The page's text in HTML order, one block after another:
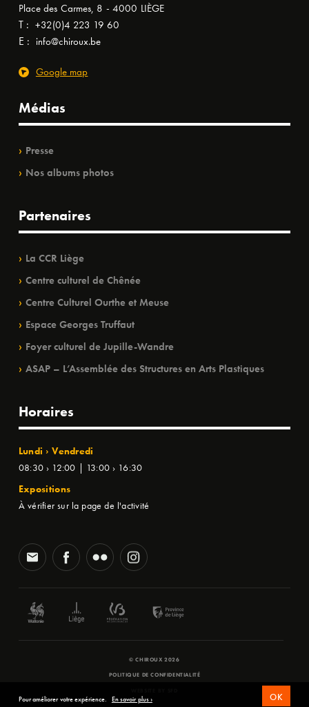
Place des Carmes, 8 - 4000 LIÈGE
T : +32(0)4 223 19 60
E : info@chiroux.be
Google map
Médias
Presse
Nos albums photos
Partenaires
La CCR Liège
Centre culturel de Chênée
Centre Culturel Ourthe et Meuse
Espace Georges Truffaut
Foyer culturel de Jupille-Wandre
ASAP – L’Assemblée des Structures en Arts Plastiques
Horaires
Lundi › Vendredi
08:30 › 12:00 | 13:00 › 16:30
Expositions
À vérifier sur la page de l'activité
© CHIROUX 2026
POLITIQUE DE CONFIDENTIALITÉ
Pour améliorer votre expérience. En savoir plus › OK